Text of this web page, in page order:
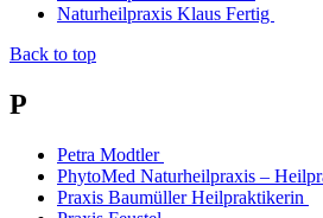
Naturheilpraxis Klaus Fertig
Back to top
P
Petra Modtler
PhytoMed Naturheilpraxis –
Praxis Baumüller Heilpraktikerin